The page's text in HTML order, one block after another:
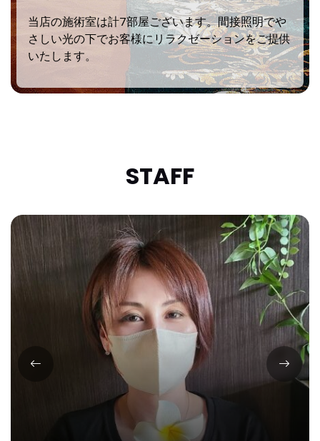
当店の施術室は計7部屋ございます。間接照明でや
さしい光の下でお客様にリラクゼーションをご提供
いたします。
STAFF
見た目は髪型を七三？に分けて、空港のグランドス
タッフのような見た目で性格も話し方もとても優し
いので是非、会いに来てください。